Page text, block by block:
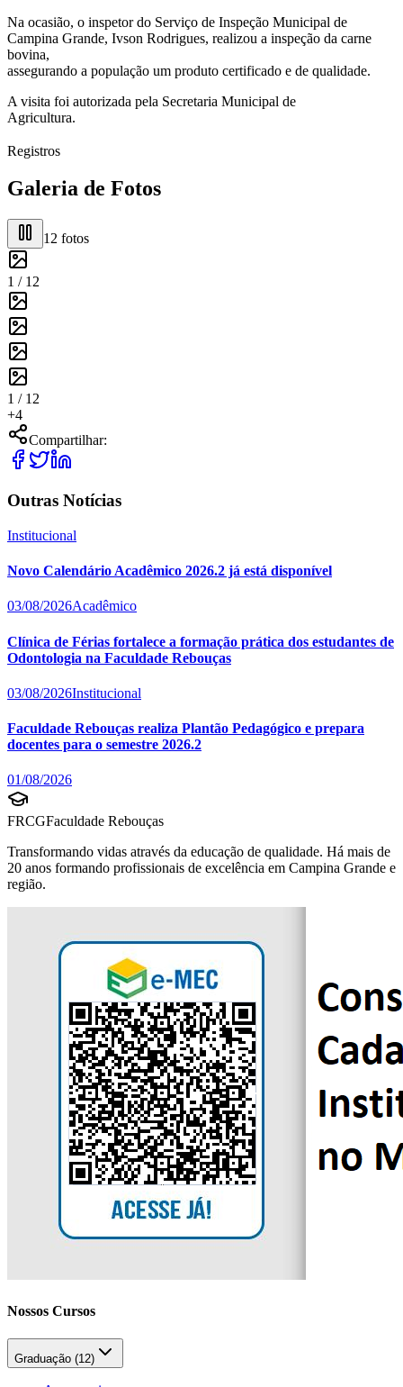
Na ocasião, o inspetor do Serviço de Inspeção Municipal de
Campina Grande, Ivson Rodrigues, realizou a inspeção da carne
bovina,
assegurando a população um produto certificado e de qualidade.
A visita foi autorizada pela Secretaria Municipal de
Agricultura.
Registros
Galeria de Fotos
12 fotos
1 / 12
1 / 12
+4
Compartilhar:
Outras Notícias
Institucional
Novo Calendário Acadêmico 2026.2 já está disponível
03/08/2026Acadêmico
Clínica de Férias fortalece a formação prática dos estudantes de
Odontologia na Faculdade Rebouças
03/08/2026Institucional
Faculdade Rebouças realiza Plantão Pedagógico e prepara
docentes para o semestre 2026.2
01/08/2026
FRCGFaculdade Rebouças
Transformando vidas através da educação de qualidade. Há mais de
20 anos formando profissionais de excelência em Campina Grande e
região.
Nossos Cursos
Graduação (12)